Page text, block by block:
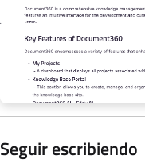
Seguir escribiendo